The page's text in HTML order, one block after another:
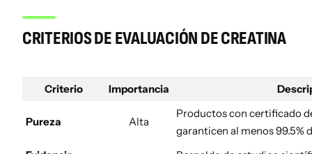
CRITERIOS DE EVALUACIÓN DE CREATINA
Criterio Importancia
Pureza Alta
Productos con certificado
garanticen al menos 99.5%